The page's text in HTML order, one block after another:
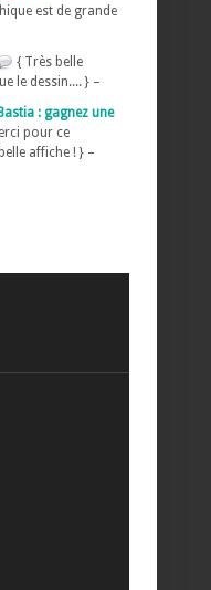
est de grande
{ Très belle
le dessin.... } –
: gagnez une
pour ce
affiche ! } –